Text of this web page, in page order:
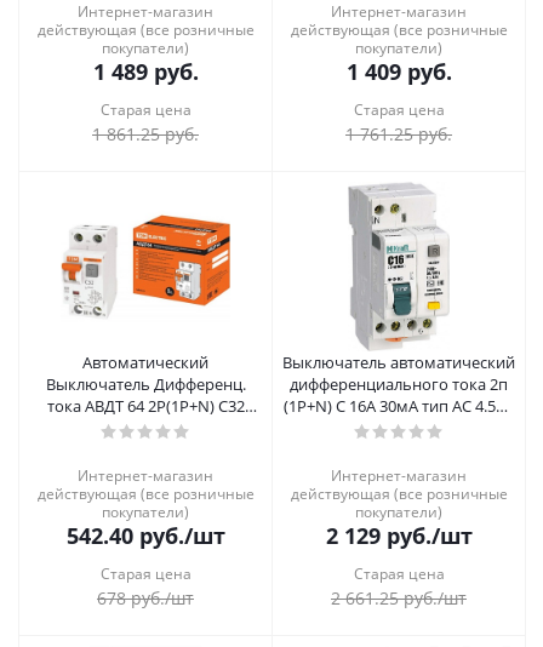
Интернет-магазин
действующая (все розничные
покупатели)
1 489руб.
Старая цена
1 861.25руб.
Интернет-магазин
действующая (все розничные
покупатели)
1 409руб.
Старая цена
1 761.25руб.
Автоматический
Выключатель Дифференц.
тока АВДТ 64 2Р(1Р+N) C32
30мА тип А защита 265В
Интернет-магазин
действующая (все розничные
покупатели)
542.40руб./шт
Старая цена
678руб./шт
Выключатель автоматический
дифференциального тока 2п
(1P+N) C 16А 30мА тип АС 4.5кА
ДИФ-102 2мод. SchE 16003DEK
Интернет-магазин
действующая (все розничные
покупатели)
2 129руб./шт
Старая цена
2 661.25руб./шт